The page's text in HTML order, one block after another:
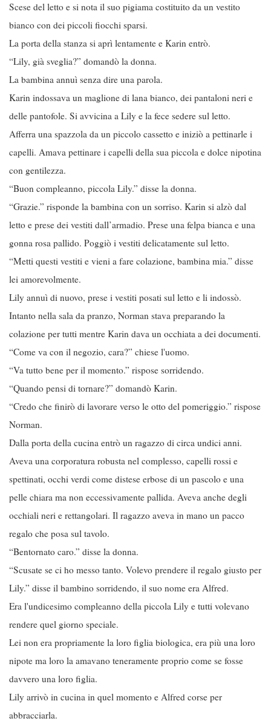
Scese del letto e si nota il suo pigiama costituito da un vestito
bianco con dei piccoli fiocchi sparsi.
La porta della stanza si aprì lentamente e Karin entrò.
“Lily, già sveglia?” domandò la donna.
La bambina annuì senza dire una parola.
Karin indossava un maglione di lana bianco, dei pantaloni neri e
delle pantofole. Si avvicina a Lily e la fece sedere sul letto.
Afferra una spazzola da un piccolo cassetto e iniziò a pettinarle i
capelli. Amava pettinare i capelli della sua piccola e dolce nipotina
con gentilezza.
“Buon compleanno, piccola Lily.” disse la donna.
“Grazie.” risponde la bambina con un sorriso. Karin si alzò dal
letto e prese dei vestiti dall’armadio. Prese una felpa bianca e una
gonna rosa pallido. Poggiò i vestiti delicatamente sul letto.
“Metti questi vestiti e vieni a fare colazione, bambina mia.” disse
lei amorevolmente.
Lily annuì di nuovo, prese i vestiti posati sul letto e li indossò.
Intanto nella sala da pranzo, Norman stava preparando la
colazione per tutti mentre Karin dava un occhiata a dei documenti.
“Come va con il negozio, cara?” chiese l'uomo.
“Va tutto bene per il momento.” rispose sorridendo.
“Quando pensi di tornare?” domandò Karin.
“Credo che finirò di lavorare verso le otto del pomeriggio.” rispose
Norman.
Dalla porta della cucina entrò un ragazzo di circa undici anni.
Aveva una corporatura robusta nel complesso, capelli rossi e
spettinati, occhi verdi come distese erbose di un pascolo e una
pelle chiara ma non eccessivamente pallida. Aveva anche degli
occhiali neri e rettangolari. Il ragazzo aveva in mano un pacco
regalo che posa sul tavolo.
“Bentornato caro.” disse la donna.
“Scusate se ci ho messo tanto. Volevo prendere il regalo giusto per
Lily.” disse il bambino sorridendo, il suo nome era Alfred.
Era l'undicesimo compleanno della piccola Lily e tutti volevano
rendere quel giorno speciale.
Lei non era propriamente la loro figlia biologica, era più una loro
nipote ma loro la amavano teneramente proprio come se fosse
davvero una loro figlia.
Lily arrivò in cucina in quel momento e Alfred corse per
abbracciarla.